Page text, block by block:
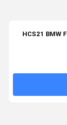
HCS21 BMW